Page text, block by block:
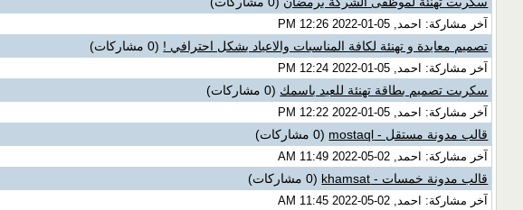
آخر مشاركة: احمد, 05-01-2022 12:26 PM
تصميم معايدة و تهنئة لكافة المناسبات والاعياد بشكل احترافي ! (0 مشاركات)
آخر مشاركة: احمد, 05-01-2022 12:24 PM
سكربت تصميم بطاقة تهنئة للعيد باسمك (0 مشاركات)
آخر مشاركة: احمد, 05-01-2022 12:22 PM
قالب مدونة مستقل - mostaql (0 مشاركات)
آخر مشاركة: احمد, 02-05-2022 11:49 AM
قالب مدونة خمسات - khamsat (0 مشاركات)
آخر مشاركة: احمد, 02-05-2022 11:45 AM